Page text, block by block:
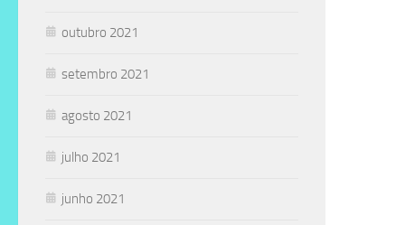
outubro 2021
setembro 2021
agosto 2021
julho 2021
junho 2021